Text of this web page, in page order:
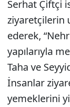
Serhat Çiftçi
ziyaretçilerin
ederek,
yapılarıyla
Taha ve
İnsanlar
yemeklerini